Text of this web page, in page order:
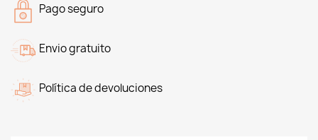
Pago seguro
Envio gratuito
Política de devoluciones